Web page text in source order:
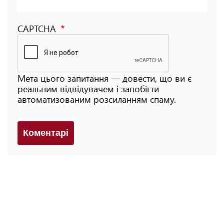
CAPTCHA
Мета цього запитання — довести, що ви є
реальним відвідувачем і запобігти
автоматизованим розсиланням спаму.
Коментарi